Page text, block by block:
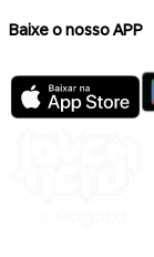
Baixe o nosso APP